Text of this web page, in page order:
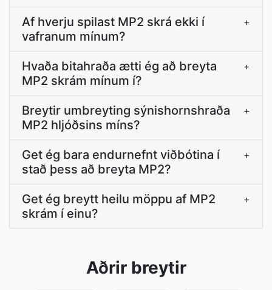
Af hverju spilast MP2 skrá ekki í
vafranum mínum?
+
Hvaða bitahraða ætti ég að breyta
MP2 skrám mínum í?
+
Breytir umbreyting sýnishornshraða
MP2 hljóðsins míns?
+
Get ég bara endurnefnt viðbótina í
stað þess að breyta MP2?
+
Get ég breytt heilu möppu af MP2
skrám í einu?
+
Aðrir breytir